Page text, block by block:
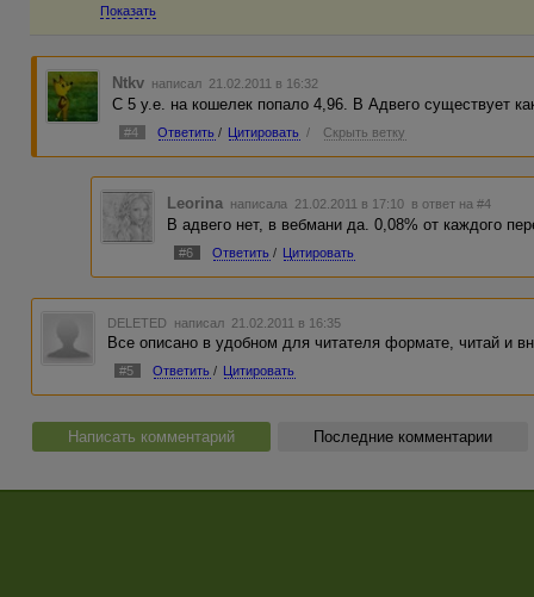
Показать
Ntkv написал 21.02.2011 в 16:32
С 5 у.е. на кошелек попало 4,96. В Адвего существует
#4 Ответить / Цитировать / Скрыть ветку
Leorina написала 21.02.2011 в 17:10 в ответ на #4
В адвего нет, в вебмани да. 0,08% от каждого
#6 Ответить / Цитировать
DELETED написал 21.02.2011 в 16:35
Все описано в удобном для читателя формате, читай и
#5 Ответить / Цитировать
Написать комментарий Последние комментарии